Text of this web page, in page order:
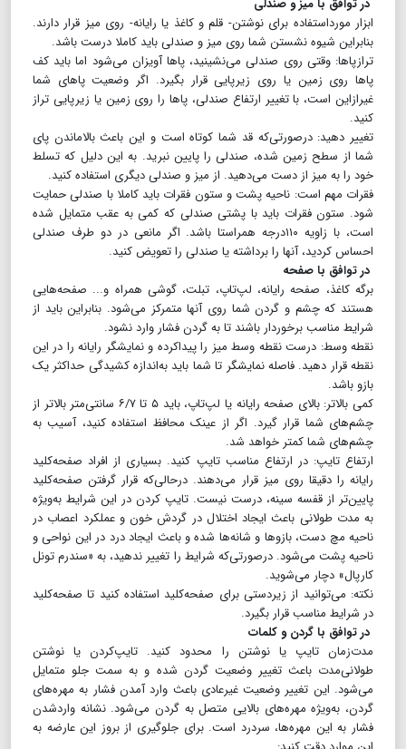
در توافق با میز و صندلی
ابزار مورداستفاده برای نوشتن- قلم و کاغذ یا رایانه- روی میز قرار دارند.
بنابراین شیوه نشستن شما روی میز و صندلی باید کاملا درست باشد.
ترازپاها: وقتی روی صندلی می‌نشینید، پاها آویزان می‌شود اما باید کف
پاها روی زمین یا روی زیرپایی قرار بگیرد. اگر وضعیت پاهای شما
غیرازاین است، با تغییر ارتفاع صندلی، پاها را روی زمین یا زیرپایی تراز
کنید.
تغییر دهید: درصورتی‌که قد شما کوتاه است و این باعث بالاماندن پای
شما از سطح زمین شده، صندلی را پایین‌ نبرید. به این دلیل که تسلط
خود را به میز از دست می‌دهید. از میز و صندلی دیگری استفاده کنید.
فقرات مهم است: ناحیه پشت و ستون فقرات باید کاملا با صندلی حمایت
شود. ستون فقرات باید با پشتی صندلی که کمی به عقب متمایل شده
است، با زاویه ۱۱۰درجه همراستا باشد. اگر مانعی در دو طرف صندلی
احساس کردید، آنها را برداشته یا صندلی را تعویض کنید.
در توافق با صفحه
برگه کاغذ، صفحه رایانه، لپ‌تاپ، تبلت، گوشی همراه و... صفحه‌هایی
هستند که چشم و گردن شما روی آنها متمرکز می‌شود. بنابراین باید از
شرایط مناسب برخوردار باشند تا به گردن فشار وارد نشود.
نقطه وسط: درست نقطه وسط میز را پیداکرده و نمایشگر رایانه را در این
نقطه قرار دهید. فاصله نمایشگر تا شما باید به‌اندازه کشیدگی حداکثر یک
بازو باشد.
کمی بالاتر: بالای صفحه رایانه یا لپ‌تاپ، باید ۵ تا ۶/۷ سانتی‌متر بالاتر از
چشم‌های شما قرار گیرد. اگر از عینک محافظ استفاده کنید، آسیب به
چشم‌های شما کمتر خواهد شد.
ارتفاع تایپ: در ارتفاع مناسب تایپ کنید. بسیاری از افراد صفحه‌کلید
رایانه را دقیقا روی میز قرار می‌دهند. درحالی‌که قرار گرفتن صفحه‌کلید
پایین‌تر از قفسه سینه، درست نیست. تایپ کردن در این شرایط به‌ویژه
به مدت طولانی باعث ایجاد اختلال در گردش خون و عملکرد اعصاب در
ناحیه مچ‌ دست، بازوها و شانه‌ها شده و باعث ایجاد درد در این نواحی و
ناحیه پشت می‌شود. درصورتی‌که شرایط را تغییر ندهید، به «سندرم تونل
کارپال» دچار می‌شوید.
نکته: می‌توانید از زیردستی برای صفحه‌کلید استفاده کنید تا صفحه‌کلید
در شرایط مناسب قرار بگیرد.
در توافق با گردن و کلمات
مدت‌زمان تایپ یا نوشتن را محدود کنید. تایپ‌کردن یا نوشتن
طولانی‌مدت باعث تغییر وضعیت گردن شده و به سمت جلو متمایل
می‌شود. این تغییر وضعیت غیرعادی باعث وارد آمدن فشار به مهره‌های
گردن، به‌ویژه مهره‌های بالایی متصل به گردن می‌شود. نشانه واردشدن
فشار به این مهره‌ها، سردرد است. برای جلوگیری از بروز این عارضه به